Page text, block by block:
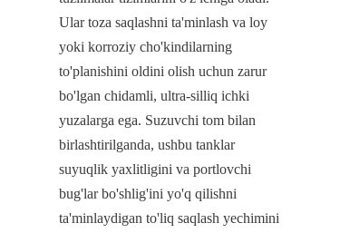
Ular toza saqlashni ta'minlash va loy
yoki korroziy cho'kindilarning
to'planishini oldini olish uchun zarur
bo'lgan chidamli, ultra-silliq ichki
yuzalarga ega. Suzuvchi tom bilan
birlashtirilganda, ushbu tanklar
suyuqlik yaxlitligini va portlovchi
bug'lar bo'shlig'ini yo'q qilishni
ta'minlaydigan to'liq saqlash yechimini